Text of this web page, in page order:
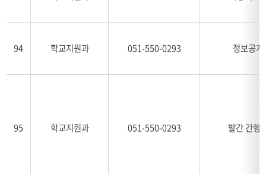
94 학교지원과 051-550-0293 정보공
95 학교지원과 051-550-0293 발간 간행